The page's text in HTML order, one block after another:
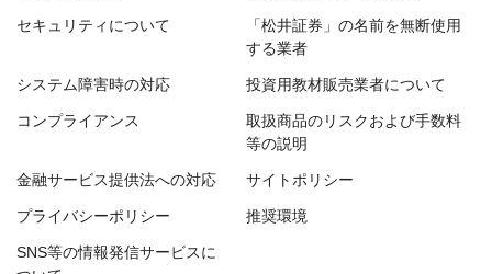
セキュリティについて
「松井証券」の名前を無断使用
する業者
システム障害時の対応 投資用教材販売業者について
コンプライアンス
取扱商品のリスクおよび手数料
等の説明
金融サービス提供法への対応 サイトポリシー
プライバシーポリシー 推奨環境
SNS等の情報発信サービスに